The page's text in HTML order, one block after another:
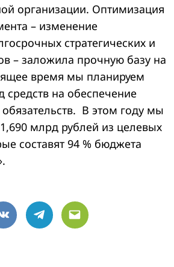
организации. Оптимизация
– изменение
стратегических и
– заложила прочную базу на
время мы планируем
на обеспечение
В этом году мы
млрд рублей из целевых
составят 94 % бюджета
VK Telegram
Email